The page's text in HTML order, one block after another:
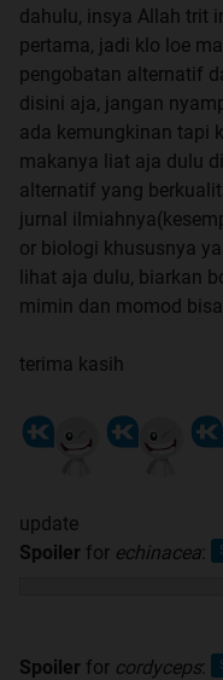
dahulu, insya Allah trit
pertama, jadi klo loe
pengobatan alternatif
disini aja, jangan
ada kemungkinan tapi
makanya liat aja dulu
alternatif yang
jurnal
or biologi khususnya
lihat aja dulu, biarkan
mimin dan momod bisa
terima kasih
update
Spoiler for echinacea:
Spoiler for cordyceps: